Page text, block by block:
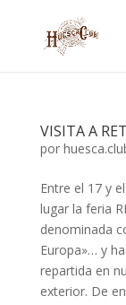
VISITA A
por
Entre el 17 y
lugar la feria
denominada
Europa»… y
repartida en
exterior. De